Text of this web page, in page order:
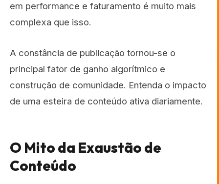
em performance e faturamento é muito mais
complexa que isso.
A constância de publicação tornou-se o
principal fator de ganho algorítmico e
construção de comunidade. Entenda o impacto
de uma esteira de conteúdo ativa diariamente.
O Mito da Exaustão de
Conteúdo